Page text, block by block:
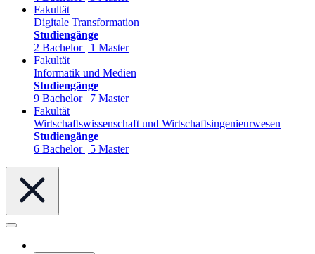
Fakultät
Digitale Transformation
Studiengänge
2 Bachelor | 1 Master
Fakultät
Informatik und Medien
Studiengänge
9 Bachelor | 7 Master
Fakultät
Wirtschaftswissenschaft und Wirtschaftsingenieurwesen
Studiengänge
6 Bachelor | 5 Master